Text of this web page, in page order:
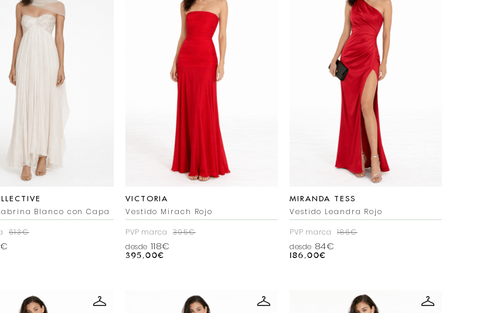
Blanco con Capa
613€
VICTORIA
Vestido Mirach Rojo
PVP marca
395€
desde 118€
395,00€
MIRANDA TESS
Vestido Leandra Rojo
PVP marca
186€
desde 84€
186,00€